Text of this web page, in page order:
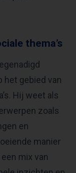
thema’s
het gebied van
Hij weet als
zoals
en
manier
mix van